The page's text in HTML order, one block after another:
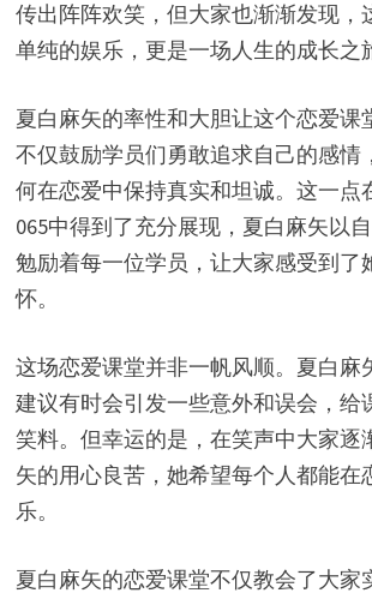
传出阵阵欢笑，但大家也渐渐发现，
单纯的娱乐，更是一场人生的成长之
夏白麻矢的率性和大胆让这个恋爱课
不仅鼓励学员们勇敢追求自己的感情
何在恋爱中保持真实和坦诚。这一点
065中得到了充分展现，夏白麻矢以
勉励着每一位学员，让大家感受到了
怀。
这场恋爱课堂并非一帆风顺。夏白麻
建议有时会引发一些意外和误会，给
笑料。但幸运的是，在笑声中大家逐
矢的用心良苦，她希望每个人都能在
乐。
夏白麻矢的恋爱课堂不仅教会了大家